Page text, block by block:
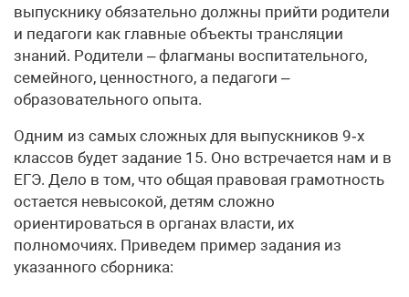
выпускнику обязательно должны прийти родители
и педагоги как главные объекты трансляции
знаний. Родители – флагманы воспитательного,
семейного, ценностного, а педагоги –
образовательного опыта.
Одним из самых сложных для выпускников 9‑х
классов будет задание 15. Оно встречается нам и в
ЕГЭ. Дело в том, что общая правовая грамотность
остается невысокой, детям сложно
ориентироваться в органах власти, их
полномочиях. Приведем пример задания из
указанного сборника: